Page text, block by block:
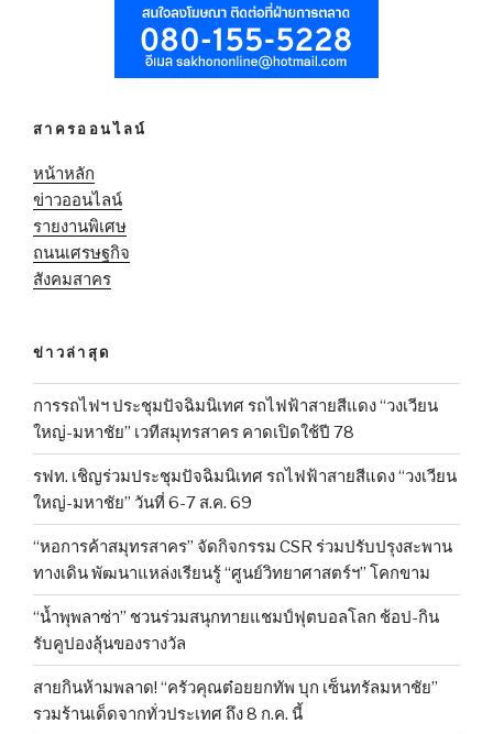
สาครออนไลน์
หน้าหลัก
ข่าวออนไลน์
รายงานพิเศษ
ถนนเศรษฐกิจ
สังคมสาคร
ข่าวล่าสุด
การรถไฟฯ ประชุมปัจฉิมนิเทศ รถไฟฟ้าสายสีแดง “วงเวียน
ใหญ่-มหาชัย” เวทีสมุทรสาคร คาดเปิดใช้ปี 78
รฟท. เชิญร่วมประชุมปัจฉิมนิเทศ รถไฟฟ้าสายสีแดง “วงเวียน
ใหญ่-มหาชัย” วันที่ 6-7 ส.ค. 69
“หอการค้าสมุทรสาคร” จัดกิจกรรม CSR ร่วมปรับปรุงสะพาน
ทางเดิน พัฒนาแหล่งเรียนรู้ “ศูนย์วิทยาศาสตร์ฯ” โคกขาม
“น้ำพุพลาซ่า” ชวนร่วมสนุกทายแชมป์ฟุตบอลโลก ช้อป-กิน
รับคูปองลุ้นของรางวัล
สายกินห้ามพลาด! “ครัวคุณต๋อยยกทัพ บุก เซ็นทรัลมหาชัย”
รวมร้านเด็ดจากทั่วประเทศ ถึง 8 ก.ค. นี้